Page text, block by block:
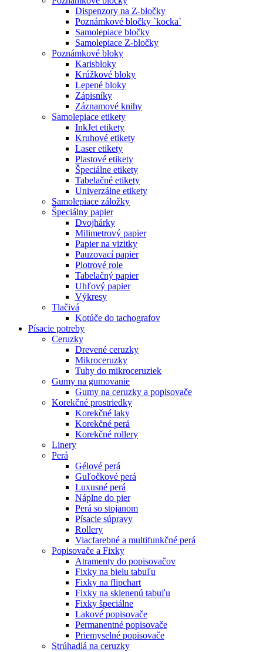
Dispenzory na Z-bločky
Poznámkové bločky `kocka`
Samolepiace bločky
Samolepiace Z-bločky
Poznámkové bloky
Karisbloky
Krúžkové bloky
Lepené bloky
Zápisníky
Záznamové knihy
Samolepiace etikety
InkJet etikety
Kruhové etikety
Laser etikety
Plastové etikety
Špeciálne etikety
Tabelačné etikety
Univerzálne etikety
Samolepiace záložky
Špeciálny papier
Dvojhárky
Milimetrový papier
Papier na vizitky
Pauzovací papier
Plotrové role
Tabelačný papier
Uhľový papier
Výkresy
Tlačivá
Kotúče do tachografov
Písacie potreby
Ceruzky
Drevené ceruzky
Mikroceruzky
Tuhy do mikroceruziek
Gumy na gumovanie
Gumy na ceruzky a popisovače
Korekčné prostriedky
Korekčné laky
Korekčné perá
Korekčné rollery
Linery
Perá
Gélové perá
Guľočkové perá
Luxusné perá
Náplne do pier
Perá so stojanom
Písacie súpravy
Rollery
Viacfarebné a multifunkčné perá
Popisovače a Fixky
Atramenty do popisovačov
Fixky na bielu tabuľu
Fixky na flipchart
Fixky na sklenenú tabuľu
Fixky špeciálne
Lakové popisovače
Permanentné popisovače
Priemyselné popisovače
Strúhadlá na ceruzky